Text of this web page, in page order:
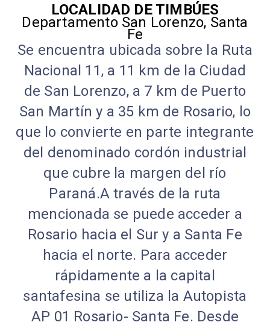
LOCALIDAD DE TIMBÚES
Departamento San Lorenzo, Santa
Fe
Se encuentra ubicada sobre la Ruta
Nacional 11, a 11 km de la Ciudad
de San Lorenzo, a 7 km de Puerto
San Martín y a 35 km de Rosario, lo
que lo convierte en parte integrante
del denominado cordón industrial
que cubre la margen del río
Paraná.A través de la ruta
mencionada se puede acceder a
Rosario hacia el Sur y a Santa Fe
hacia el norte. Para acceder
rápidamente a la capital
santafesina se utiliza la Autopista
AP 01 Rosario- Santa Fe. Desde